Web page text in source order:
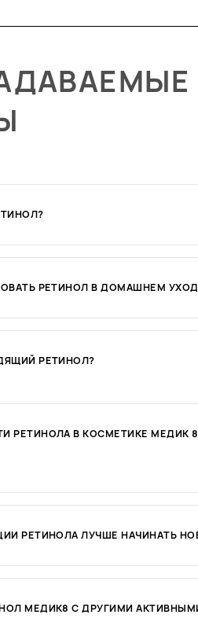
РЕТИНОЛ В ДОМАШНЕМ
РЕТИНОЛ?
РЕТИНОЛА В КОСМЕТИКЕ МЕДИК
РЕТИНОЛА ЛУЧШЕ НАЧИНАТЬ
МЕДИК8 С ДРУГИМИ